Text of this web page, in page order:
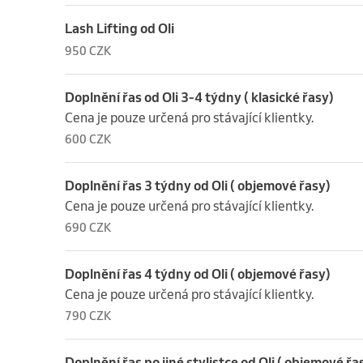
Lash Lifting od Oli
950 CZK
Doplnění řas od Oli 3-4 týdny ( klasické řasy)
Cena je pouze určená pro stávající klientky.
600 CZK
Doplnění řas 3 týdny od Oli ( objemové řasy)
Cena je pouze určená pro stávající klientky.
690 CZK
Doplnění řas 4 týdny od Oli ( objemové řasy)
Cena je pouze určená pro stávající klientky.
790 CZK